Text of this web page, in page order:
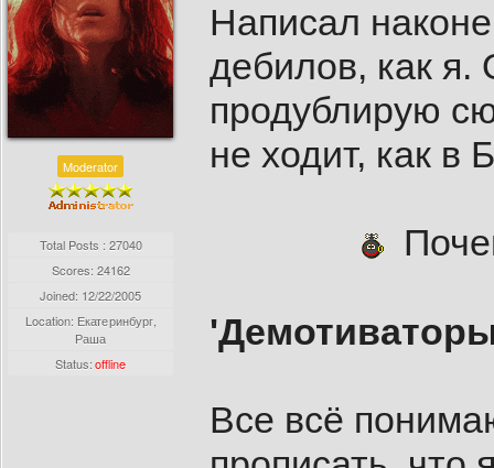
Moderator
Total Posts : 27040
Scores: 24162
Joined: 12/22/2005
Location: Екатеринбург,
Раша
Status:offline
Написал
дебилов, как
продублирую
не ходит, как в
Все всё